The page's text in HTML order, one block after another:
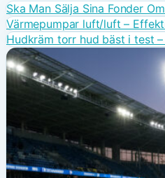
Ska Man Sälja Sina Fonder
Värmepumpar luft/luft –
Hudkräm torr hud bäst i test